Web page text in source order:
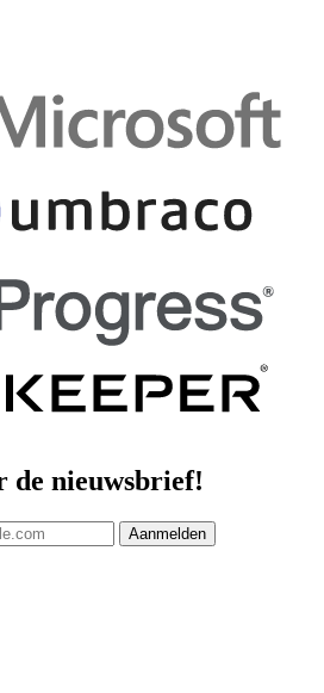
de nieuwsbrief!
Aanmelden